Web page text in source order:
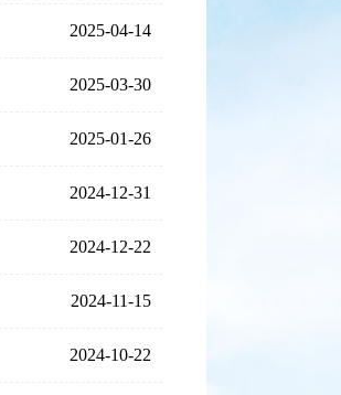
2025-04-14
2025-03-30
2025-01-26
2024-12-31
2024-12-22
2024-11-15
2024-10-22